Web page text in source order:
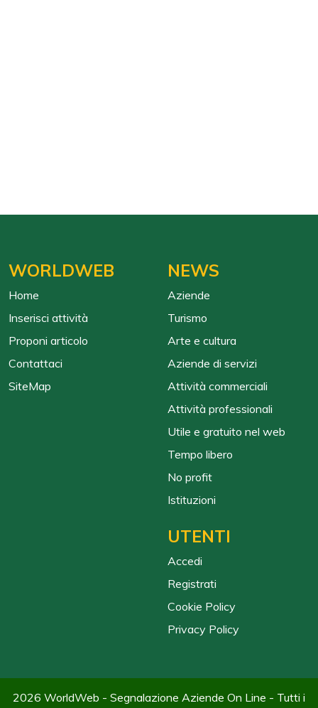
WORLDWEB
Home
Inserisci attività
Proponi articolo
Contattaci
SiteMap
NEWS
Aziende
Turismo
Arte e cultura
Aziende di servizi
Attività commerciali
Attività professionali
Utile e gratuito nel web
Tempo libero
No profit
Istituzioni
UTENTI
Accedi
Registrati
Cookie Policy
Privacy Policy
2026 WorldWeb - Segnalazione Aziende On Line - Tutti i